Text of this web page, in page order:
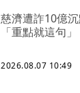
慈濟遭詐10億
「重點就這句
2026.08.07 10:49